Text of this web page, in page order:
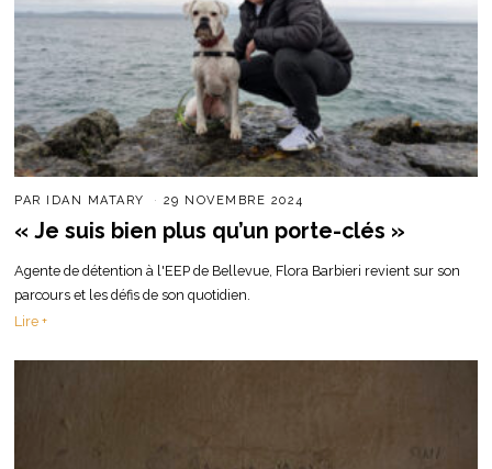
PAR IDAN MATARY 29 NOVEMBRE 2024
« Je suis bien plus qu’un porte-clés »
Agente de détention à l'EEP de Bellevue, Flora Barbieri revient sur son
parcours et les défis de son quotidien.
Lire +